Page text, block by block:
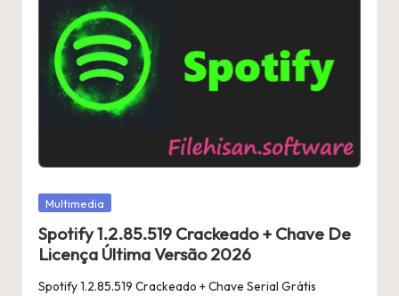
Posted
Multimedia
Spotify 1.2.85.519 Crackeado + Chave De
Licença Última Versão 2026
Spotify 1.2.85.519 Crackeado + Chave Serial Grátis